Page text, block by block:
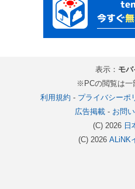
表示： モ
※PCの閲覧は一
利用規約 - プライバシーポ
広告掲載- お問
(C) 2026 日
(C) 2026 ALiNK